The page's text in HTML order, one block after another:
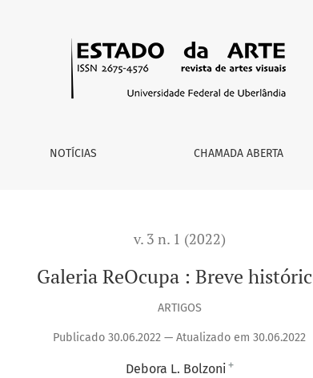
NOTÍCIAS CHAMADA ABERTA
v. 3 n. 1 (2022)
Galeria ReOcupa : Breve
ARTIGOS
Publicado 30.06.2022 — Atualizado em 30.06.2022
Debora L. Bolzoni +